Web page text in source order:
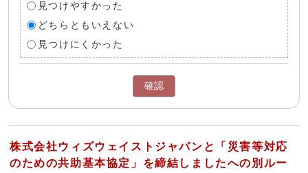
見つけやすかった
どちらともいえない
見つけにくかった
確認
株式会社ウィズウェイストジャパンと「災害等対応
のための共助基本協定」を締結しましたへの別ルー